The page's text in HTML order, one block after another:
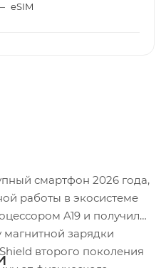
eSIM
смартфон 2026 года,
работы в экосистеме
A19 и получил
зарядки
второго поколения